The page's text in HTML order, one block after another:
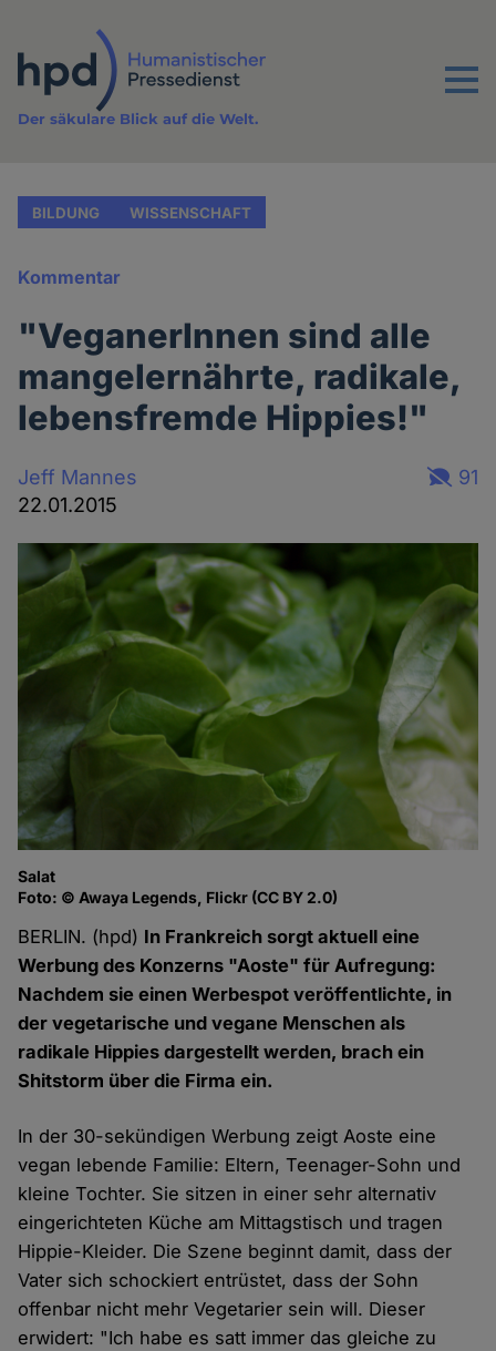
Inhalt
Menu
Der säkulare Blick auf die Welt.
BILDUNG WISSENSCHAFT
Kommentar
"VeganerInnen sind alle
mangelernährte, radikale,
lebensfremde Hippies!"
Jeff Mannes
22.01.2015
91
Salat
Foto: © Awaya Legends, Flickr (CC BY 2.0)
BERLIN. (hpd) In Frankreich sorgt aktuell eine
Werbung des Konzerns "Aoste" für Aufregung:
Nachdem sie einen Werbespot veröffentlichte, in
der vegetarische und vegane Menschen als
radikale Hippies dargestellt werden, brach ein
Shitstorm über die Firma ein.
In der 30-sekündigenWerbung zeigt Aoste eine
vegan lebende Familie: Eltern, Teenager-Sohn und
kleine Tochter. Sie sitzen in einer sehr alternativ
eingerichteten Küche am Mittagstisch und tragen
Hippie-Kleider. Die Szene beginnt damit, dass der
Vater sich schockiert entrüstet, dass der Sohn
offenbar nicht mehr Vegetarier sein will. Dieser
erwidert: "Ich habe es satt immer das gleiche zu